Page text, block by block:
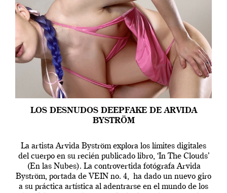
LOS DESNUDOS DEEPFAKE DE ARVIDA
BYSTRÖM
La artista Arvida Byström explora los límites digitales
del cuerpo en su recién publicado libro, ‘In The Clouds’
(En las Nubes). La controvertida fotógrafa Arvida
Byström, portada de VEIN no. 4, ha dado un nuevo giro
a su práctica artística al adentrarse en el mundo de los